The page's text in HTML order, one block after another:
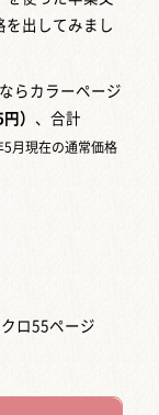
を出してみまし
らカラーページ
円） 、合計
月現在の通常価格
ロ55ページ